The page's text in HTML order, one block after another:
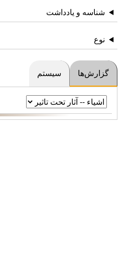
شناسه و یادداشت
گزارش‌ها سیستم